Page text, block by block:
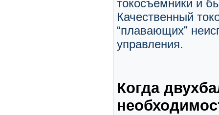
токосъемники и
Качественный
“плавающих”
управления.
Когда